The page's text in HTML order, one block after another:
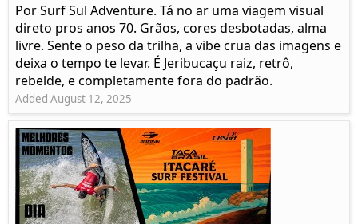
Por Surf Sul Adventure. Tá no ar uma viagem visual
direto pros anos 70. Grãos, cores desbotadas, alma
livre. Sente o peso da trilha, a vibe crua das imagens e
deixa o tempo te levar. É Jeribucaçu raiz, retrô,
rebelde, e completamente fora do padrão.
Added August 12, 2025